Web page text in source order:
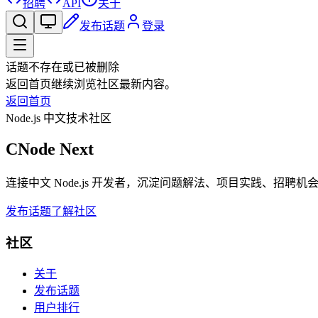
招聘 API
关于
发布话题
登录
话题不存在或已被删除
返回首页继续浏览社区最新内容。
返回首页
Node.js 中文技术社区
CNode Next
连接中文 Node.js 开发者，沉淀问题解法、项目实践、招聘机会
发布话题了解社区
社区
关于
发布话题
用户排行